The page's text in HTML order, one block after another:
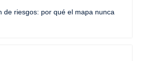
de riesgos: por qué el mapa nunca